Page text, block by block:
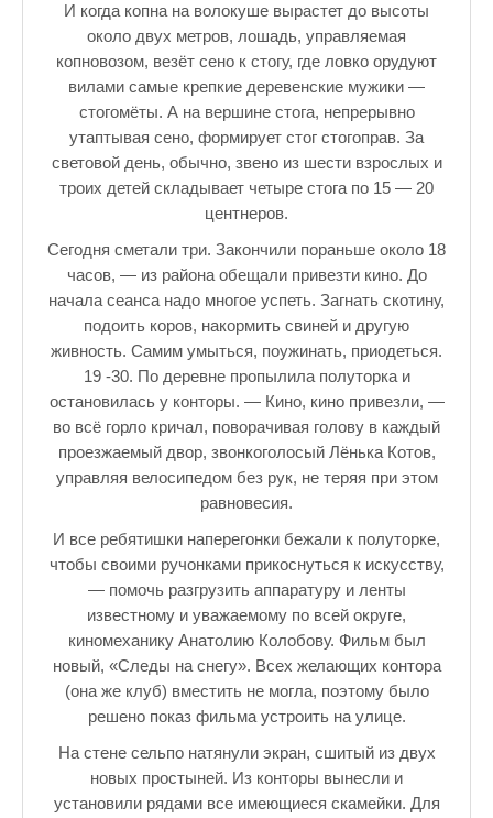
Лучшее фото дня
Фотоссесия. Лучшие спортсмены.
От улыбки станет всем светлей
Настольный теннис в Пушкине Санкт-Петербург. Клубы и
Лучшее видео месяца
Секции настольного тенниса в Пушкинском районе
Куда уходит детство
Зарядись позитивом
Это интересно знать
Настольный теннис в Пушкине Санкт — Петербург РПЦ
Босоногое детство мое
Лучшие стихи про детство
РЕЦЕПТЫ
Отечество нам Царское Село.
Тренеры по настольному теннису в Пушкине
Звездное видео
Лучшие рассказы
♪♫Рассказы 4★
И когда копна на волокуше вырастет до высоты
около двух метров, лошадь, управляемая
копновозом, везёт сено к стогу, где ловко орудуют
вилами самые крепкие деревенские мужики —
стогомёты. А на вершине стога, непрерывно
утаптывая сено, формирует стог стогоправ. За
световой день, обычно, звено из шести взрослых и
троих детей складывает четыре стога по 15 — 20
центнеров.
Сегодня сметали три. Закончили пораньше около 18
часов, — из района обещали привезти кино. До
начала сеанса надо многое успеть. Загнать скотину,
подоить коров, накормить свиней и другую
живность. Самим умыться, поужинать, приодеться.
19 -30. По деревне пропылила полуторка и
остановилась у конторы. — Кино, кино привезли, —
во всё горло кричал, поворачивая голову в каждый
проезжаемый двор, звонкоголосый Лёнька Котов,
управляя велосипедом без рук, не теряя при этом
равновесия.
И все ребятишки наперегонки бежали к полуторке,
чтобы своими ручонками прикоснуться к искусству,
— помочь разгрузить аппаратуру и ленты
известному и уважаемому по всей округе,
киномеханику Анатолию Колобову. Фильм был
новый, «Следы на снегу». Всех желающих контора
(она же клуб) вместить не могла, поэтому было
решено показ фильма устроить на улице.
На стене сельпо натянули экран, сшитый из двух
новых простыней. Из конторы вынесли и
установили рядами все имеющиеся скамейки. Для